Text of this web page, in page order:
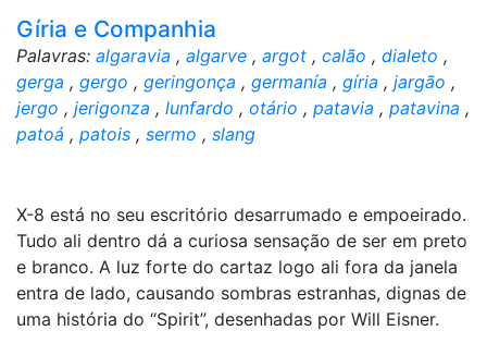
Gíria e Companhia
Palavras: algaravia , algarve , argot , calão , dialeto ,
gerga , gergo , geringonça , germanía , gíria , jargão ,
jergo , jerigonza , lunfardo , otário , patavia , patavina ,
patoá , patois , sermo , slang
X-8 está no seu escritório desarrumado e empoeirado.
Tudo ali dentro dá a curiosa sensação de ser em preto
e branco. A luz forte do cartaz logo ali fora da janela
entra de lado, causando sombras estranhas, dignas de
uma história do “Spirit”, desenhadas por Will Eisner.